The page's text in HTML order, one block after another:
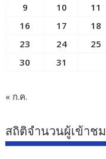
9
10 11
16
17 18
23
24 25
30
31
« ก.ค.
สถิติจำนวนผู้เข้าชม